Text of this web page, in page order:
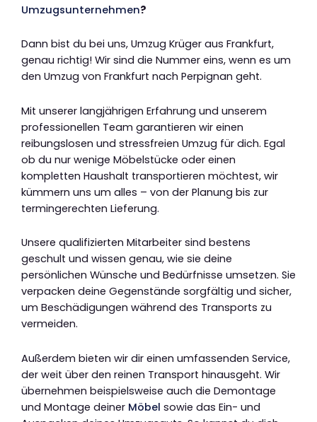
Umzugsunternehmen?
Dann bist du bei uns, Umzug Krüger aus Frankfurt,
genau richtig! Wir sind die Nummer eins, wenn es um
den Umzug von Frankfurt nach Perpignan geht.
Mit unserer langjährigen Erfahrung und unserem
professionellen Team garantieren wir einen
reibungslosen und stressfreien Umzug für dich. Egal
ob du nur wenige Möbelstücke oder einen
kompletten Haushalt transportieren möchtest, wir
kümmern uns um alles – von der Planung bis zur
termingerechten Lieferung.
Unsere qualifizierten Mitarbeiter sind bestens
geschult und wissen genau, wie sie deine
persönlichen Wünsche und Bedürfnisse umsetzen. Sie
verpacken deine Gegenstände sorgfältig und sicher,
um Beschädigungen während des Transports zu
vermeiden.
Außerdem bieten wir dir einen umfassenden Service,
der weit über den reinen Transport hinausgeht. Wir
übernehmen beispielsweise auch die Demontage
und Montage deiner Möbel sowie das Ein- und